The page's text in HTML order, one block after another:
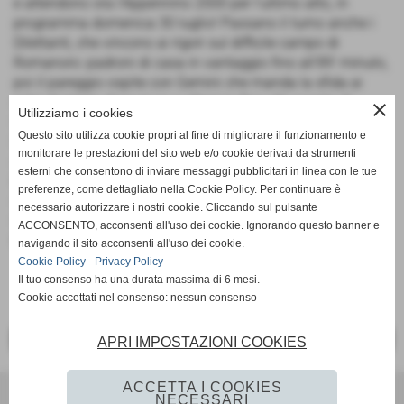
programma domenica 30 luglio! Passano il turno anche i
Dilettanti, che vincono ai rigori sul difficile campo di
Romanoro: padroni di casa in vantaggio fino all'89' minuto,
poi il pareggio ospite con Gemini che manda la sfida ai
Scorcioni su Messori e alla successiva rete decisiva di
Sorbelli! Domenica prossima i biancorossi sfideranno in
semifinale il Montecreto, ancora una volta in trasferta.
Passaggio in semifinale anche per gli Under 12, che
vincono 3-2 sul campo di Montefiorino e si guadagnano il
turno successivo, anche loro in trasferta sul campo del
Montecreto, venerdi 21 luglio alle ore 19:30!
<< PRECEDENTE SUCCESSIVO >>
Ac Lama 80
close
Utilizziamo i cookies
Questo sito utilizza cookie propri al fine di migliorare il funzionamento e
monitorare le prestazioni del sito web e/o cookie derivati da strumenti
esterni che consentono di inviare messaggi pubblicitari in linea con le tue
preferenze, come dettagliato nella Cookie Policy. Per continuare è
necessario autorizzare i nostri cookie. Cliccando sul pulsante
ACCONSENTO, acconsenti all'uso dei cookie. Ignorando questo banner e
navigando il sito acconsenti all'uso dei cookie.
Cookie Policy - Privacy Policy
Il tuo consenso ha una durata massima di 6 mesi.
Cookie accettati nel consenso: nessun consenso
APRI IMPOSTAZIONI COOKIES
ACCETTA I COOKIES
NECESSARI